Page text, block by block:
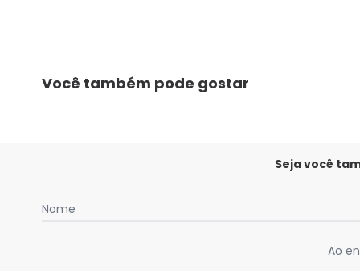
Você também pode gostar
Seja você
Nome
Ao